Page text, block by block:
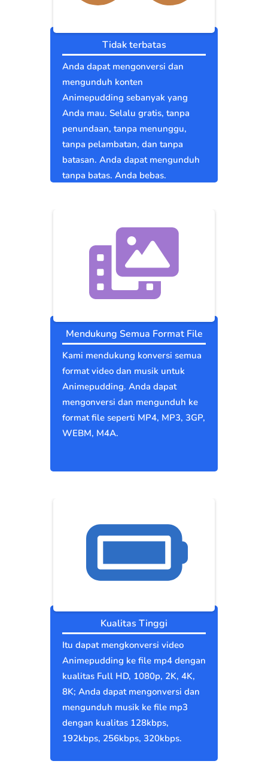
Tidak terbatas
Anda dapat mengonversi dan
mengunduh konten
Animepudding sebanyak yang
Anda mau. Selalu gratis, tanpa
penundaan, tanpa menunggu,
tanpa pelambatan, dan tanpa
batasan. Anda dapat mengunduh
tanpa batas. Anda bebas.
Mendukung Semua Format File
Kami mendukung konversi semua
format video dan musik untuk
Animepudding. Anda dapat
mengonversi dan mengunduh ke
format file seperti MP4, MP3, 3GP,
WEBM, M4A.
Kualitas Tinggi
Itu dapat mengkonversi video
Animepudding ke file mp4 dengan
kualitas Full HD, 1080p, 2K, 4K,
8K; Anda dapat mengonversi dan
mengunduh musik ke file mp3
dengan kualitas 128kbps,
192kbps, 256kbps, 320kbps.